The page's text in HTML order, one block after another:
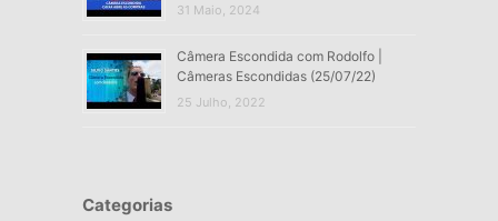
31 Maio, 2024
Câmera Escondida com Rodolfo |
Câmeras Escondidas (25/07/22)
25 Julho, 2022
Categorias